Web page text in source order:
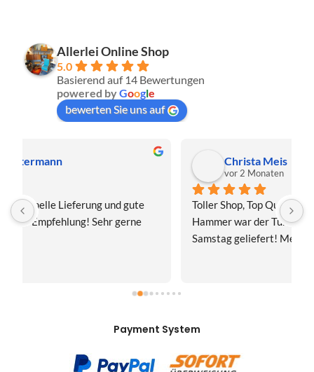
Allerlei Online Shop
5.0
Basierend auf 14 Bewertungen
powered byGoogle
bewerten Sie uns auf
Toller Shop, Top Qualität. Aber der absolute
Hammer war der Turboversand!!! Freitag bestellt,
Samstag geliefert! Mega, nur zu empfehlen👍
Payment System